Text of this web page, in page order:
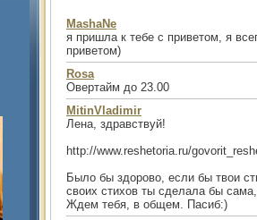
MashaNe
я пришла к тебе с приветом, я
приветом)
Rosa
Овертайм до 23.00
MitinVladimir
Лена, здравствуй!
http://www.reshetoria.ru/
Было бы здорово, если бы твои
своих стихов ты сделала бы
Ждем тебя, в общем. Пасиб:)